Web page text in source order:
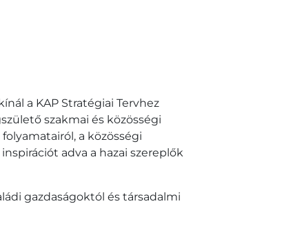
a KAP Stratégiai Tervhez
szakmai és közösségi
a közösségi
adva a hazai szereplők
gazdaságoktól és társadalmi